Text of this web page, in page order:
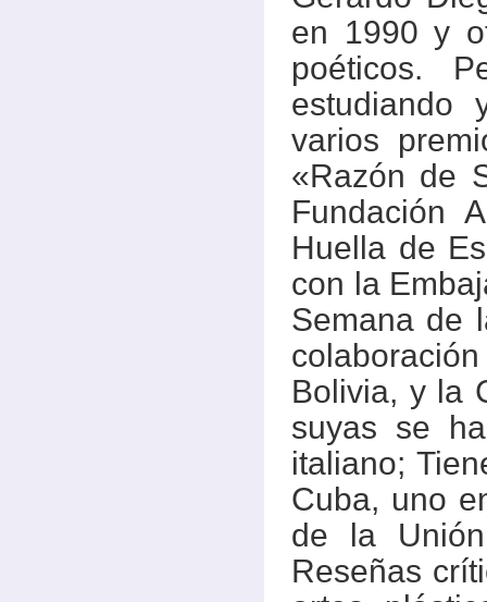
en 1990 y
poéticos.
estudiando
varios
«Razón de
Fundación
Huella de
con la
Semana de
Bolivia, y la
suyas se
italiano;
Cuba, uno
de la
Reseñas